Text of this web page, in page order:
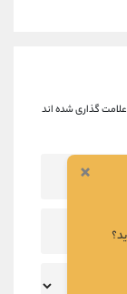
گذاری شده اند
×